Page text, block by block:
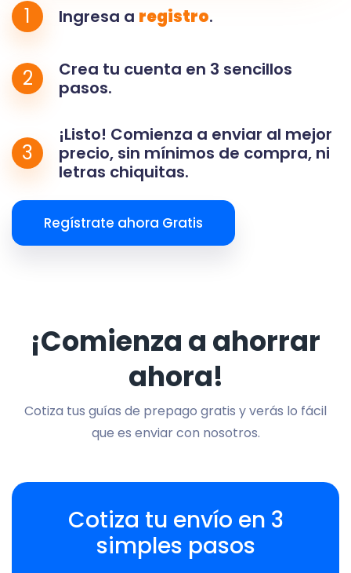
1 Ingresa a registro.
2
Crea tu cuenta en 3 sencillos
pasos.
3
¡Listo! Comienza a enviar al mejor
precio, sin mínimos de compra, ni
letras chiquitas.
Regístrate ahora Gratis
¡Comienza a ahorrar
ahora!
Cotiza tus guías de prepago gratis y verás lo fácil
que es enviar con nosotros.
Cotiza tu envío en 3
simples pasos